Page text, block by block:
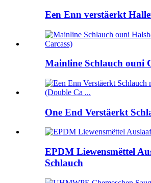
Een Enn verstäerkt
Mainline Schlauch ouni
One End Verstäerkt
EPDM Liewensmëttel
Schlauch